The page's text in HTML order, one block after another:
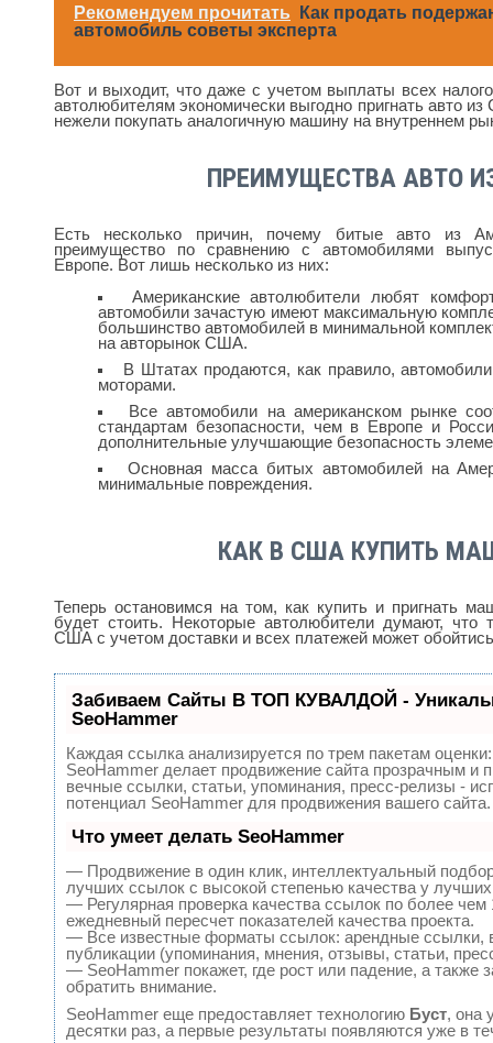
Рекомендуем прочитать
Как продать
автомобиль советы эксперта
Вот и выходит, что даже с учетом выплаты всех
автолюбителям экономически выгодно пригнать авто
нежели покупать аналогичную машину на внутреннем
ПРЕИМУЩЕСТВА АВТО
Есть несколько причин, почему битые авто из
преимущество по сравнению с автомобилями
Европе. Вот лишь несколько из них:
Американские автолюбители любят
автомобили зачастую имеют максимальную
большинство автомобилей в минимальной
на авторынок США.
В Штатах продаются, как правило,
моторами.
Все автомобили на американском рынке
стандартам безопасности, чем в Европе и
дополнительные улучшающие безопасность
Основная масса битых автомобилей на
минимальные повреждения.
КАК В США КУПИТЬ
Теперь остановимся на том, как купить и пригнать
будет стоить. Некоторые автолюбители думают, что
США с учетом доставки и всех платежей может
Забиваем Сайты В ТОП КУВАЛДОЙ -
SeoHammer
Каждая ссылка анализируется по трем пакетам
SeoHammer делает продвижение сайта прозрачным и
вечные ссылки, статьи, упоминания, пресс-релизы -
потенциал SeoHammer для продвижения вашего сайта.
Что умеет делать SeoHammer
— Продвижение в один клик, интеллектуальный
лучших ссылок с высокой степенью качества у
— Регулярная проверка качества ссылок по более чем
ежедневный пересчет показателей качества проекта.
— Все известные форматы ссылок: арендные ссылки,
публикации (упоминания, мнения, отзывы, статьи,
— SeoHammer покажет, где рост или падение, а также
обратить внимание.
SeoHammer еще предоставляет технологию Буст, она
десятки раз, а первые результаты появляются уже в